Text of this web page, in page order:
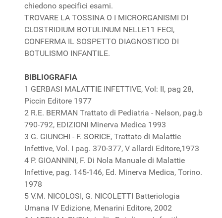
chiedono specifici esami.
TROVARE LA TOSSINA O I MICRORGANISMI DI
CLOSTRIDIUM BOTULINUM NELLE11 FECI,
CONFERMA IL SOSPETTO DIAGNOSTICO DI
BOTULISMO INFANTILE.
BIBLIOGRAFIA
1 GERBASI MALATTIE INFETTIVE, Vol: II, pag 28,
Piccin Editore 1977
2 R.E. BERMAN Trattato di Pediatria - Nelson, pag.b
790-792, EDIZIONI Minerva Medica 1993
3 G. GIUNCHI - F. SORICE, Trattato di Malattie
Infettive, Vol. I pag. 370-377, V allardi Editore,1973
4 P. GIOANNINI, F. Di Nola Manuale di Malattie
Infettive, pag. 145-146, Ed. Minerva Medica, Torino.
1978
5 V.M. NICOLOSI, G. NICOLETTI Batteriologia
Umana IV Edizione, Menarini Editore, 2002